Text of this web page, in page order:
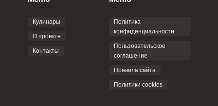
соглашением
Кулинары
О проекте
Контакты
Политика
конфиденциальности
Пользовательское
соглашение
Правила сайта
Политики cookies